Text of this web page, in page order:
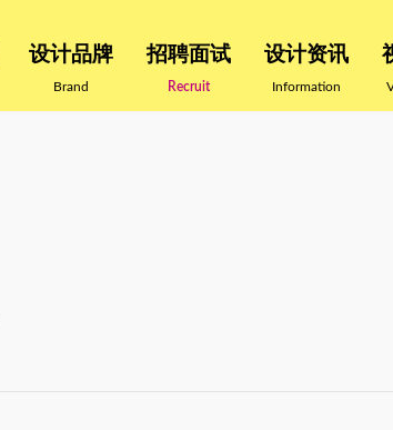
设计品牌
Brand
招聘面试
Recruit
设计资讯
Information